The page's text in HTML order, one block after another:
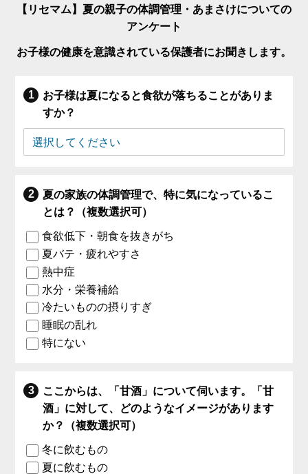
【リセマム】夏の親子の体調管理・あまさけについての
アンケート
お子様の健康を意識されている保護者にお聞きします。
お子様は夏になると食欲が落ちることがありま
すか？
夏の家族の体調管理で、特に気になっているこ
とは？（複数選択可）
食欲低下・朝食を抜きがち
夏バテ・疲れやすさ
熱中症
水分・栄養補給
冷たいものの摂りすぎ
睡眠の乱れ
特にない
ここからは、「甘酒」について伺います。「甘
酒」に対して、どのようなイメージがあります
か？（複数選択可）
冬に飲むもの
夏に飲むもの